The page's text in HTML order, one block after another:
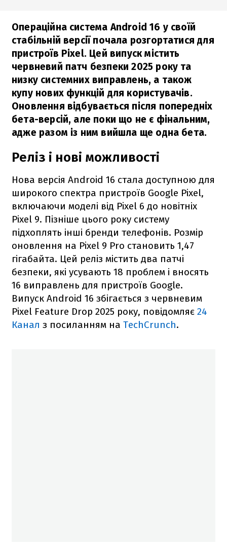
Операційна система Android 16 у своїй
стабільній версії почала розгортатися для
пристроїв Pixel. Цей випуск містить
червневий патч безпеки 2025 року та
низку системних виправлень, а також
купу нових функцій для користувачів.
Оновлення відбувається після попередніх
бета-версій, але поки що не є фінальним,
адже разом із ним вийшла ще одна бета.
Реліз і нові можливості
Нова версія Android 16 стала доступною для
широкого спектра пристроїв Google Pixel,
включаючи моделі від Pixel 6 до новітніх
Pixel 9. Пізніше цього року систему
підхоплять інші бренди телефонів. Розмір
оновлення на Pixel 9 Pro становить 1,47
гігабайта. Цей реліз містить два патчі
безпеки, які усувають 18 проблем і вносять
16 виправлень для пристроїв Google.
Випуск Android 16 збігається з червневим
Pixel Feature Drop 2025 року, повідомляє 24
Канал з посиланням на TechCrunch.